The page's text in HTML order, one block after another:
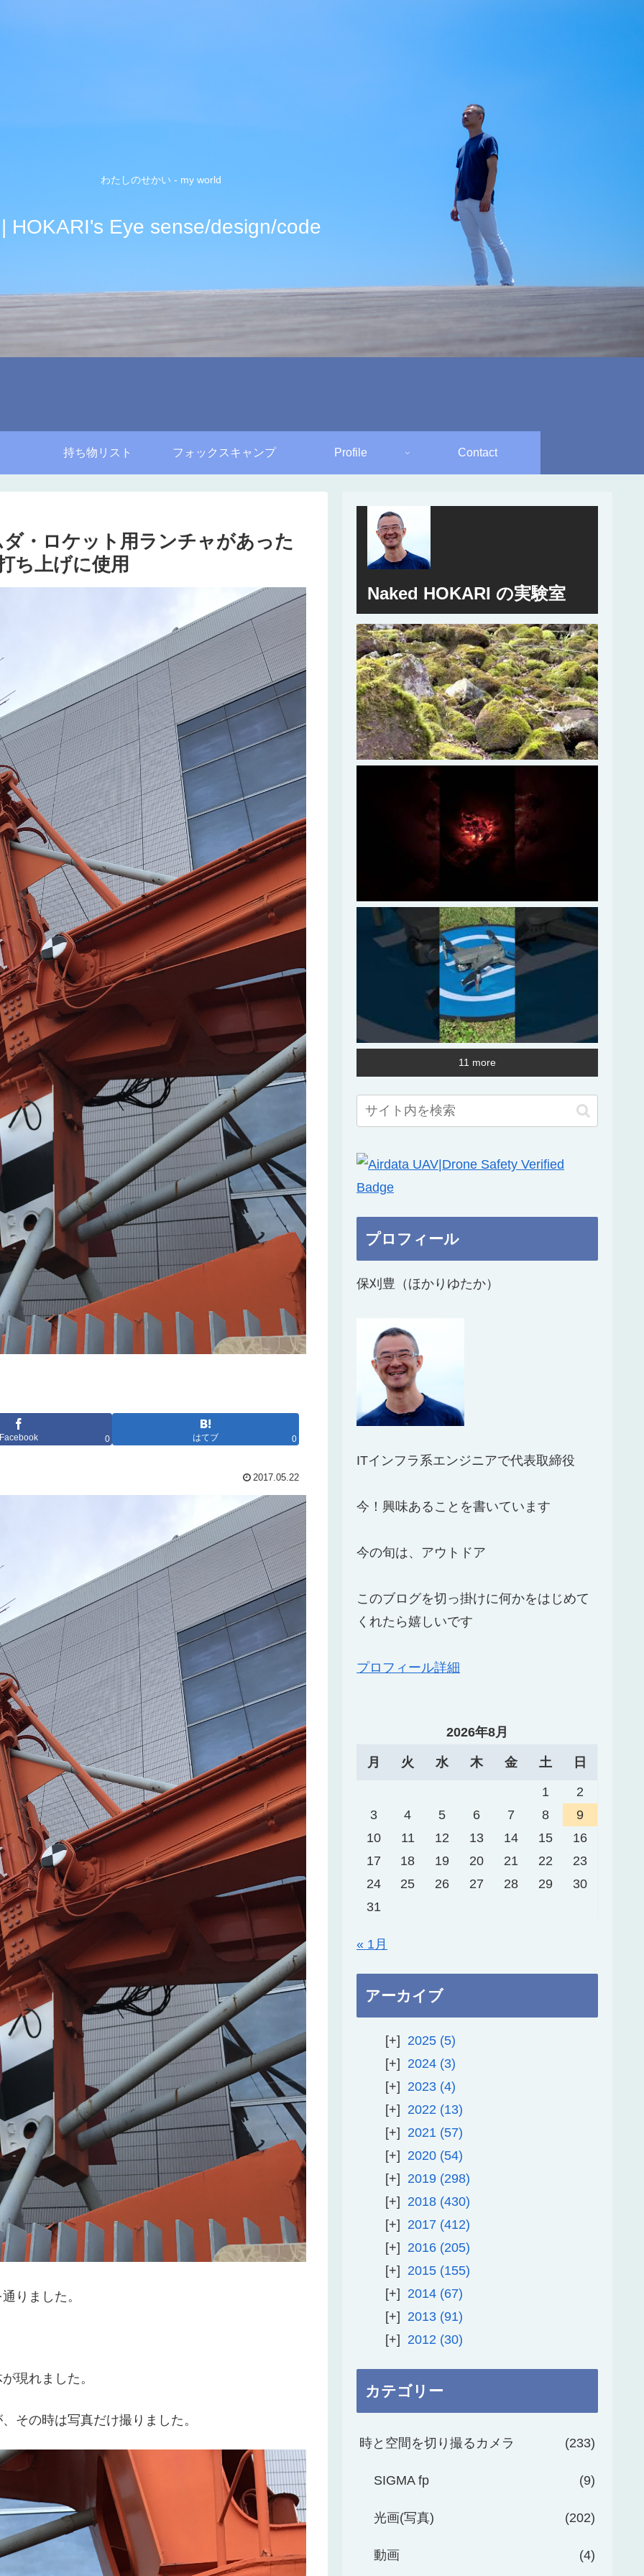
わたしのせかい - my world
| HOKARI's Eye sense/design/code
持ち物リスト フォックスキャンプ Profile Contact
・ロケット用ランチャがあった
ち上げに使用
Facebook 0 はてブ 0
2017.05.22
りました。
現れました。
その時は写真だけ撮りました。
Naked HOKARI の実験室
11 more
プロフィール
保刈豊（ほかりゆたか）
ITインフラ系エンジニアで代表取締役
今！興味あることを書いています
今の旬は、アウトドア
このブログを切っ掛けに何かをはじめて
くれたら嬉しいです
プロフィール詳細
2026年8月
月 火 水 木 金 土 日
1
2
3
4 5 6 7 8
9
10
11 12 13 14 15
16
17
18 19 20 21 22
23
24
25 26 27 28 29
30
31
« 1月
アーカイブ
2025 5
2024 3
2023 4
2022
13
2021
57
2020 54
2019 298
2018 430
2017 412
2016 205
2015 155
2014 67
2013 91
2012
30
カテゴリー
時と空間を切り撮るカメラ 233
SIGMA fp 9
光画(写真) 202
動画 4